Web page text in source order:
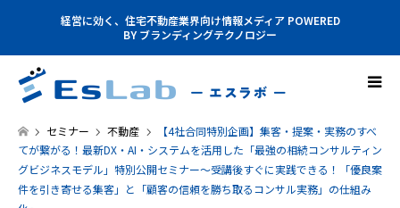
経営に効く、住宅不動産業界向け情報メディア POWERED
BY ブランディングテクノロジー
セミナー 不動産
【4社合同特別企画】集客・提案・実務のすべ
てが繋がる！最新DX・AI・システムを活用した「最強の相続コンサルティン
グビジネスモデル」特別公開セミナー〜受講後すぐに実践できる！「優良案
件を引き寄せる集客」と「顧客の信頼を勝ち取るコンサル実務」の仕組み